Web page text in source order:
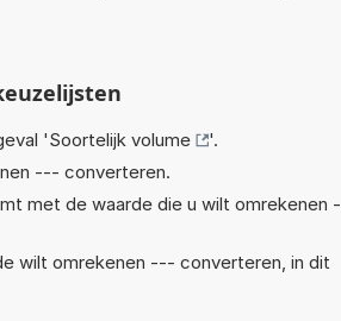
'Soortelijk volume
'.
--- converteren.
met de waarde die u wilt omrekenen -
wilt omrekenen --- converteren, in dit